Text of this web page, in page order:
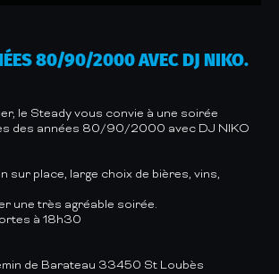
80/90/2000 AVEC DJ NIKO.
le Steady vous convie à une soirée
des années 80/90/2000 avec DJ NIKO
sur place, large choix de bières, vins,
une très agréable soirée.
à 18h30
de Barateau 33450 St Loubès